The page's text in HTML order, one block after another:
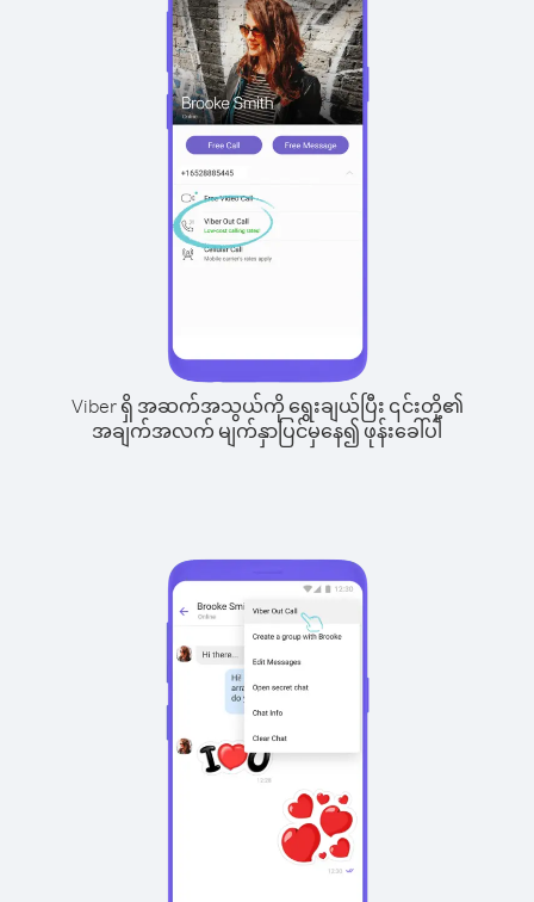
Viber ရှိ အဆက်အသွယ်ကို ရွေးချယ်ပြီး ၎င်းတို့၏
အချက်အလက် မျက်နှာပြင်မှနေ၍ ဖုန်းခေါ်ပါ